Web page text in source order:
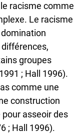
racisme comme
Le racisme
groupes
; Hall 1996).
comme une
construction
asseoir des
; Hall 1996).